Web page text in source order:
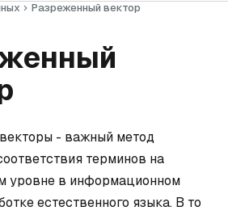
Разреженный вектор
- важный метод
терминов на
уровне в информационном
естественного языка. В то